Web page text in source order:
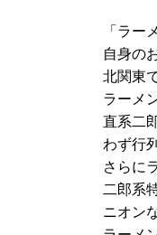
「ラー
自身の
北関東
ラーメ
直系二
わず行
さらに
二郎系
ニオン